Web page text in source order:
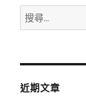
搜
尋
鍵
近期文章